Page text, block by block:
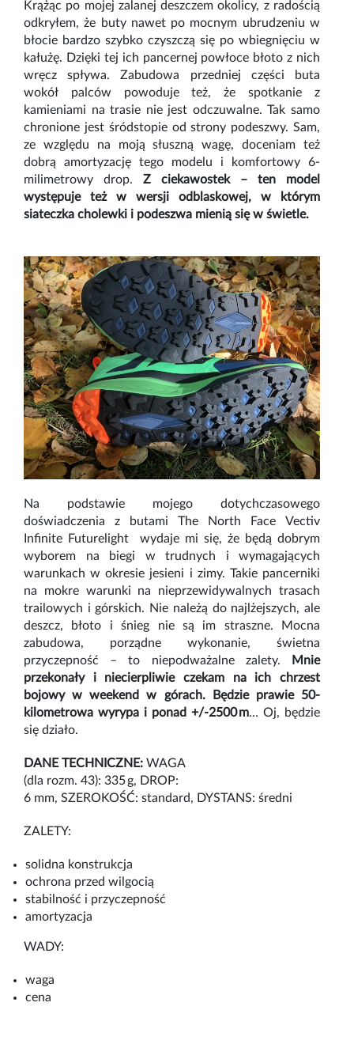
Krążąc po mojej zalanej deszczem okolicy, z radością
odkryłem, że buty nawet po mocnym ubrudzeniu w
błocie bardzo szybko czyszczą się po wbiegnięciu w
kałużę. Dzięki tej ich pancernej powłoce błoto z nich
wręcz spływa. Zabudowa przedniej części buta
wokół palców powoduje też, że spotkanie z
kamieniami na trasie nie jest odczuwalne. Tak samo
chronione jest śródstopie od strony podeszwy. Sam,
ze względu na moją słuszną wagę, doceniam też
dobrą amortyzację tego modelu i komfortowy 6-
milimetrowy drop. Z ciekawostek – ten model
występuje też w wersji odblaskowej, w którym
siateczka cholewki i podeszwa mienią się w świetle.
Na podstawie mojego dotychczasowego
doświadczenia z butami The North Face Vectiv
Infinite Futurelight wydaje mi się, że będą dobrym
wyborem na biegi w trudnych i wymagających
warunkach w okresie jesieni i zimy. Takie pancerniki
na mokre warunki na nieprzewidywalnych trasach
trailowych i górskich. Nie należą do najlżejszych, ale
deszcz, błoto i śnieg nie są im straszne. Mocna
zabudowa, porządne wykonanie, świetna
przyczepność – to niepodważalne zalety.
Mnie
przekonały i niecierpliwie czekam na ich chrzest
bojowy w weekend w górach. Będzie prawie 50-
kilometrowa wyrypa i ponad +/-2500 m… Oj, będzie
się działo.
DANE TECHNICZNE: WAGA
(dla rozm. 43): 335g, DROP:
6 mm, SZEROKOŚĆ: standard, DYSTANS: średni
ZALETY:
solidna konstrukcja
ochrona przed wilgocią
stabilność i przyczepność
amortyzacja
WADY:
waga
cena